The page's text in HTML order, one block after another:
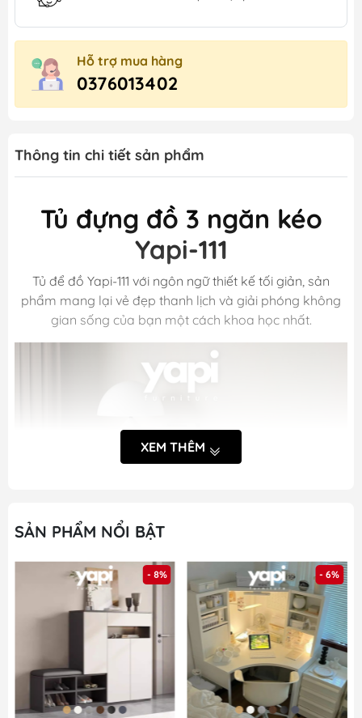
Hỗ trợ mua hàng
0376013402
Thông tin chi tiết sản phẩm
Tủ đựng đồ 3 ngăn kéo
Yapi-111
Tủ để đồ Yapi-111 với ngôn ngữ thiết kế tối giản, sản
phẩm mang lại vẻ đẹp thanh lịch và giải phóng không
gian sống của bạn một cách khoa học nhất.
Khách hàng tham khảo kĩ thông tin về sản phẩm trước
XEM THÊM
SẢN PHẨM NỔI BẬT
- 8% - 6%